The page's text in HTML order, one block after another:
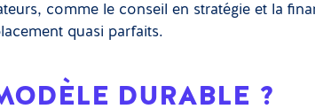
comme le conseil en stratégie et la
quasi parfaits.
DURABLE ?